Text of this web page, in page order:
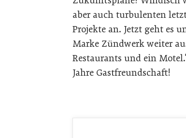
aber auch turbulenten
Projekte an. Jetzt geht es
Marke Zündwerk weiter
Restaurants und ein
Jahre Gastfreundschaft!